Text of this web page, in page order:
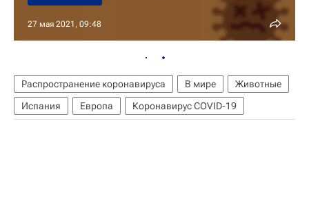
27 мая 2021, 09:48
Распространение коронавируса В мире
Животные
Испания
Европа Коронавирус COVID-19